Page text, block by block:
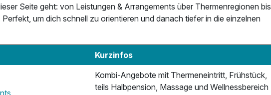
Seite geht: von Leistungen & Arrangements über Thermenregionen bis
um dich schnell zu orientieren und danach tiefer in die einzelnen
Kurzinfos
Kombi-Angebote mit Thermeneintritt, Frühstück,
teils Halbpension, Massage und Wellnessbereich